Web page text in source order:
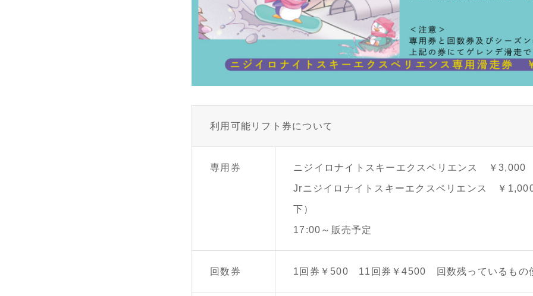
利用可能リフト券について
専用券 ニジイロナイトスキーエクスペリエンス ￥3,000
Jrニジイロナイトスキーエクスペリエンス ￥
下）
17:00～販売予定
回数券 1回券￥500 11回券￥4500 回数残っているもの